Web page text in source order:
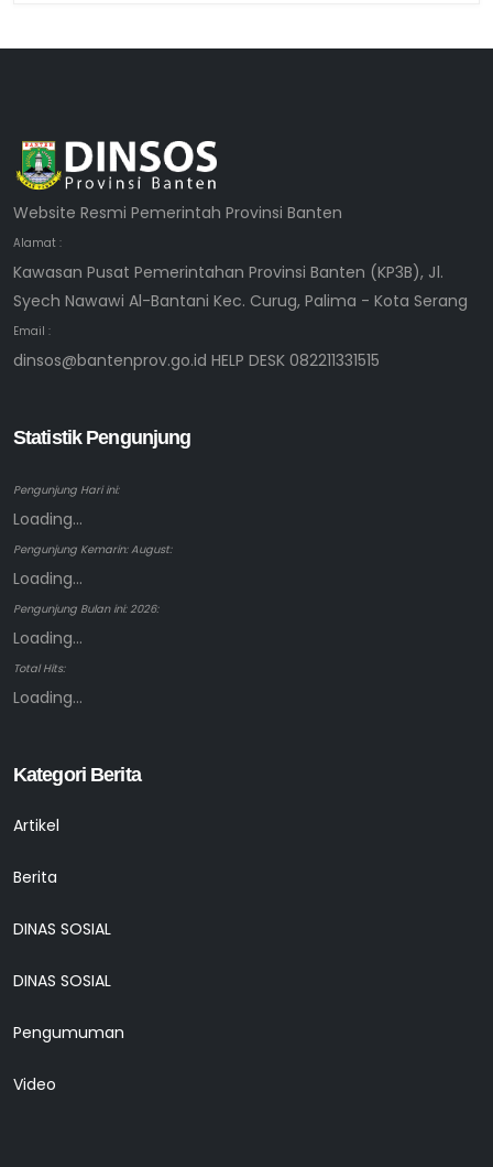
Website Resmi Pemerintah Provinsi Banten
Alamat :
Kawasan Pusat Pemerintahan Provinsi Banten (KP3B), Jl.
Syech Nawawi Al-Bantani Kec. Curug, Palima - Kota Serang
Email :
dinsos@bantenprov.go.id HELP DESK 082211331515
Statistik Pengunjung
Pengunjung Hari ini:
Loading...
Pengunjung Kemarin: August:
Loading...
Pengunjung Bulan ini: 2026:
Loading...
Total Hits:
Loading...
Kategori Berita
Artikel
Berita
DINAS SOSIAL
DINAS SOSIAL
Pengumuman
Video